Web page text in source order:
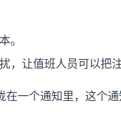
。
，让值班人员可以把
一个通知里，这个